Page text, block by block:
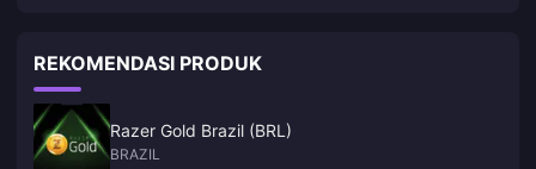
REKOMENDASI PRODUK
Razer Gold Brazil (BRL)
BRAZIL